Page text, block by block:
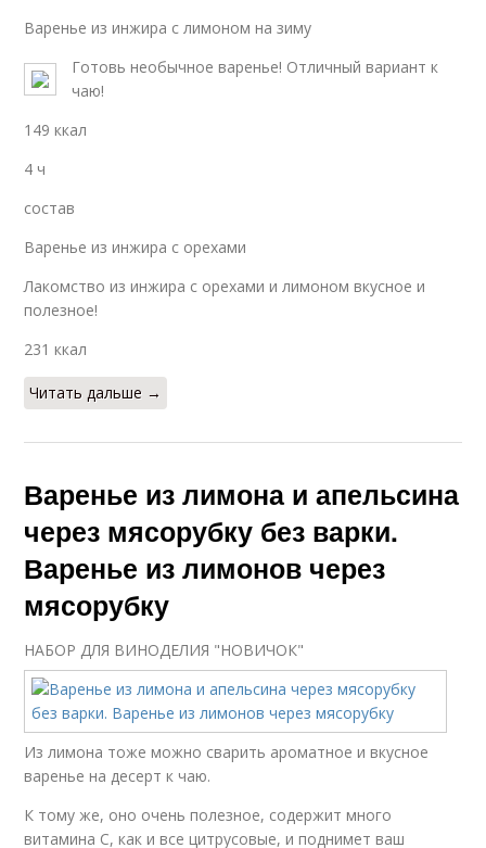
Варенье из инжира с лимоном на зиму
Готовь необычное варенье! Отличный вариант к
чаю!
149 ккал
4 ч
состав
Варенье из инжира с орехами
Лакомство из инжира с орехами и лимоном вкусное и
полезное!
231 ккал
Читать дальше →
Варенье из лимона и апельсина
через мясорубку без варки.
Варенье из лимонов через
мясорубку
НАБОР ДЛЯ ВИНОДЕЛИЯ "НОВИЧОК"
Из лимона тоже можно сварить ароматное и вкусное
варенье на десерт к чаю.
К тому же, оно очень полезное, содержит много
витамина С, как и все цитрусовые, и поднимет ваш